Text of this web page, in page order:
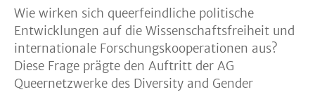
Wie wirken sich queerfeindliche politische
Entwicklungen auf die Wissenschaftsfreiheit und
internationale Forschungskooperationen aus?
Diese Frage prägte den Auftritt der AG
Queernetzwerke des Diversity and Gender